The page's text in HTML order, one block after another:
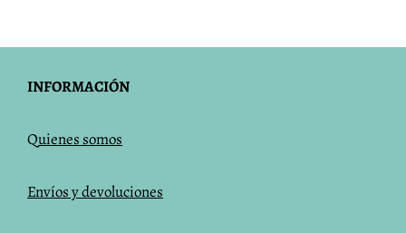
INFORMACIÓN
Quienes somos
Envíos y devoluciones